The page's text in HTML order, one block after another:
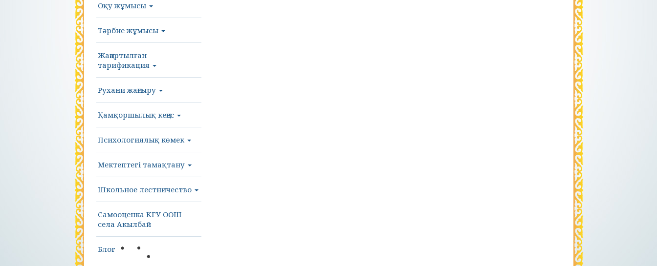
Оқу жұмысы
Тәрбие жұмысы
Жаңартылған
тарификация
Рухани жаңғыру
Қамқоршылық кеңес
Психологиялық көмек
Мектептегі тамақтану
Школьное лестничество
Самооценка КГУ ООШ
села Акылбай
Блог